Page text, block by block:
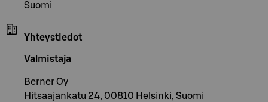
Suomi
Yhteystiedot
Valmistaja
Berner Oy
Hitsaajankatu 24, 00810 Helsinki, Suomi